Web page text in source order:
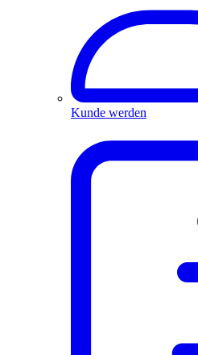
Kunde werden